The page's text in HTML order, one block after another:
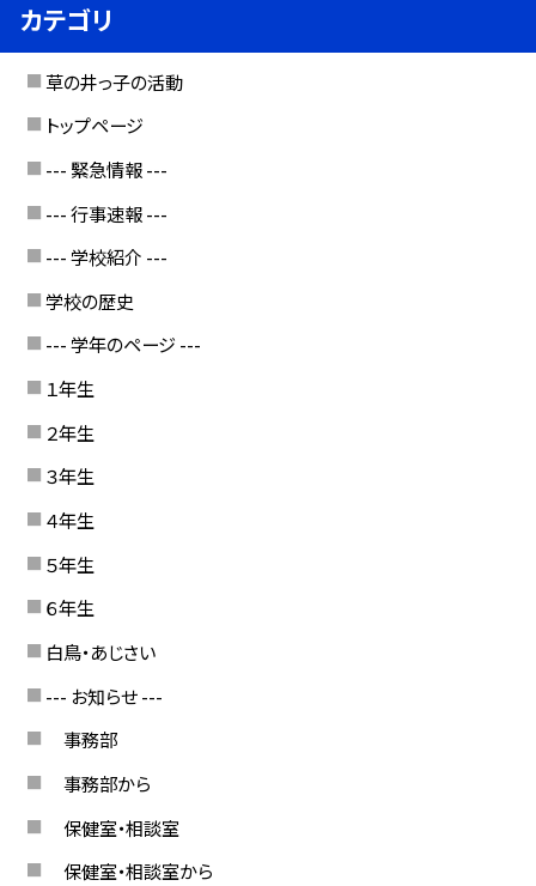
カテゴリ
草の井っ子の活動
トップページ
--- 緊急情報 ---
--- 行事速報 ---
--- 学校紹介 ---
学校の歴史
--- 学年のページ ---
１年生
２年生
３年生
４年生
５年生
６年生
白鳥・あじさい
--- お知らせ ---
事務部
事務部から
保健室・相談室
保健室・相談室から